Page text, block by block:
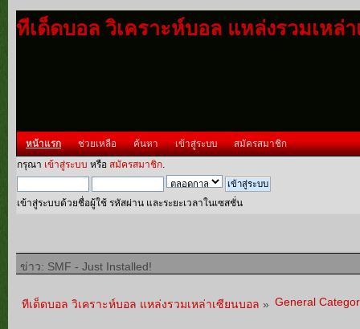
ทีเด็ดบอล วิเคราะห์บอล แหล่งรวมเหล่
หน้าแรก ช่วยเหลือ ค้นหา เข้าสู่ระบบ สมัครสมาชิก
กรุณา เข้าสู่ระบบ หรือ สมัครสมาชิก.
เข้าสู่ระบบด้วยชื่อผู้ใช้ รหัสผ่าน และระยะเวลาในเซสชั่น
ข่าว: SMF - Just Installed!
ทีเด็ดบอล วิเคราะห์บอล แหล่งรวมเหล่าเซียนบอล » General